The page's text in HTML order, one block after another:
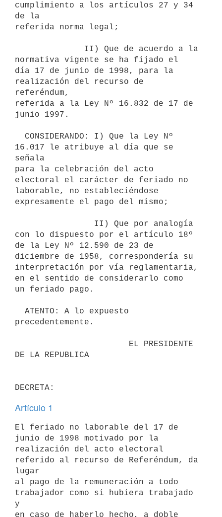
cumplimiento a los artículos 27 y 34
de la
referida norma legal;
normativa vigente se ha fijado el
día 17 de junio de 1998, para la
realización del recurso de
referéndum,
referida a la Ley Nº 16.832 de 17 de
junio 1997.
16.017 le atribuye al día que se
señala
para la celebración del acto
electoral el carácter de feriado no
laborable, no estableciéndose
expresamente el pago del mismo;
con lo dispuesto por el artículo 18º
de la Ley Nº 12.590 de 23 de
diciembre de 1958, correspondería su
interpretación por vía reglamentaria,
en el sentido de considerarlo como
un feriado pago.
precedentemente.
DE LA REPUBLICA
Artículo 1
El feriado no laborable del 17 de
junio de 1998 motivado por la
realización del acto electoral
referido al recurso de Referéndum, da
lugar
al pago de la remuneración a todo
trabajador como si hubiera trabajado
y
en caso de haberlo hecho, a doble